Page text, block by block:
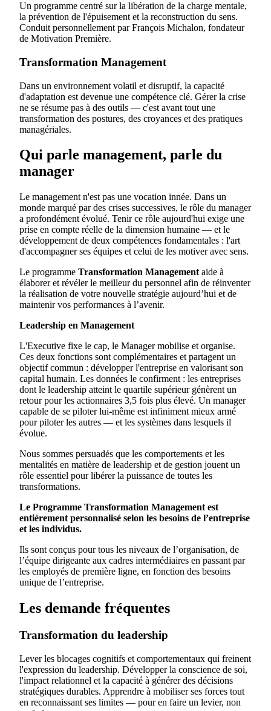
Un programme centré sur la libération de la charge mentale,
la prévention de l'épuisement et la reconstruction du sens.
Conduit personnellement par François Michalon, fondateur
de Motivation Première.
Transformation Management
Dans un environnement volatil et disruptif, la capacité
d'adaptation est devenue une compétence clé. Gérer la crise
ne se résume pas à des outils — c'est avant tout une
transformation des postures, des croyances et des pratiques
managériales.
Qui parle management, parle du
manager
Le management n'est pas une vocation innée. Dans un
monde marqué par des crises successives, le rôle du manager
a profondément évolué. Tenir ce rôle aujourd'hui exige une
prise en compte réelle de la dimension humaine — et le
développement de deux compétences fondamentales : l'art
d'accompagner ses équipes et celui de les motiver avec sens.
Le programme Transformation Management aide à
élaborer et révéler le meilleur du personnel afin de réinventer
la réalisation de votre nouvelle stratégie aujourd’hui et de
maintenir vos performances à l’avenir.
Leadership en Management
L'Executive fixe le cap, le Manager mobilise et organise.
Ces deux fonctions sont complémentaires et partagent un
objectif commun : développer l'entreprise en valorisant son
capital humain. Les données le confirment : les entreprises
dont le leadership atteint le quartile supérieur génèrent un
retour pour les actionnaires 3,5 fois plus élevé. Un manager
capable de se piloter lui-même est infiniment mieux armé
pour piloter les autres — et les systèmes dans lesquels il
évolue.
Nous sommes persuadés que les comportements et les
mentalités en matière de leadership et de gestion jouent un
rôle essentiel pour libérer la puissance de toutes les
transformations.
Le Programme Transformation Management est
entièrement personnalisé selon les besoins de l’entreprise
et les individus.
Ils sont conçus pour tous les niveaux de l’organisation, de
l’équipe dirigeante aux cadres intermédiaires en passant par
les employés de première ligne, en fonction des besoins
unique de l’entreprise.
Les demande fréquentes
Transformation du leadership
Lever les blocages cognitifs et comportementaux qui freinent
l'expression du leadership. Développer la conscience de soi,
l'impact relationnel et la capacité à générer des décisions
stratégiques durables. Apprendre à mobiliser ses forces tout
en reconnaissant ses limites — pour en faire un levier, non